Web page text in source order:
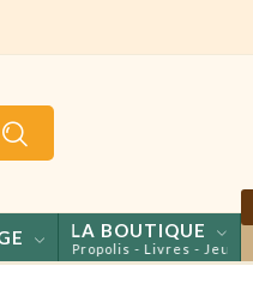
LA BOUTIQUE
- Propolis - Livres - Jeux